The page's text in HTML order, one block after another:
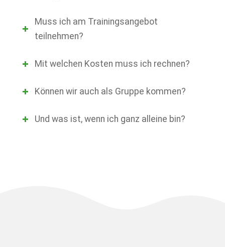
Muss ich am Trainingsangebot
teilnehmen?
Mit welchen Kosten muss ich rechnen?
Können wir auch als Gruppe kommen?
Und was ist, wenn ich ganz alleine bin?